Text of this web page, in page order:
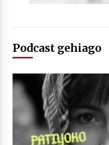
2021/
Podcast gehiago